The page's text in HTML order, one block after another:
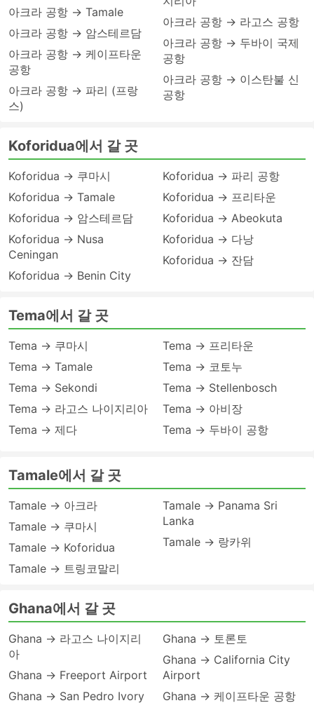
아크라 공항 → Tamale
아크라 공항 → 암스테르담
아크라 공항 → 케이프타운
공항
아크라 공항 → 파리 (프랑
스)
아크라 공항 → 라고스 공항
아크라 공항 → 두바이 국제
공항
아크라 공항 → 이스탄불 신
공항
Koforidua에서 갈 곳
Koforidua → 쿠마시
Koforidua → Tamale
Koforidua → 암스테르담
Koforidua → Nusa
Ceningan
Koforidua → Benin City
Koforidua → 파리 공항
Koforidua → 프리타운
Koforidua → Abeokuta
Koforidua → 다낭
Koforidua → 잔담
Tema에서 갈 곳
Tema → 쿠마시
Tema → Tamale
Tema → Sekondi
Tema → 라고스 나이지리아
Tema → 제다
Tema → 프리타운
Tema → 코토누
Tema → Stellenbosch
Tema → 아비장
Tema → 두바이 공항
Tamale에서 갈 곳
Tamale → 아크라
Tamale → 쿠마시
Tamale → Koforidua
Tamale → 트링코말리
Tamale → Panama Sri
Lanka
Tamale → 랑카위
Ghana에서 갈 곳
Ghana → 라고스 나이지리
아
Ghana → Freeport Airport
Ghana → San Pedro Ivory
Ghana → 토론토
Ghana → California City
Airport
Ghana → 케이프타운 공항